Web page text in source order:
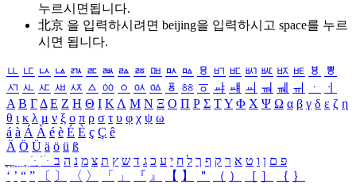
누르시면됩니다.
北京 을 입력하시려면 beijing을 입력하시고 space를 누르
시면 됩니다.
ㅥ ㅦ ㅧ ㅨ ㅩ ㅪ ㅫ ㅬ ㅭ ㅮ ㅯ ㅰ ㅱ ㅲ ㅳ ㅴ ㅵ ㅶ ㅷ ㅸ
ㅹ
ㅺ ㅻ ㅼ ㅽ ㅾ ㅿ ㆀ ㆁ ㆂ ㆃ ㆄ ㆅ ㆆ ㆇ ㆈ ㆉ ㆊ ㆋ ㆌ ㆍ
ㆎ
Α Β ΓΔ Ε Ζ Η Θ Ι ΚΛ Μ Ν Ξ Ο Π Ρ Σ ΤΥ Φ Χ Ψ Ω α β γ δ ε ζ η
θ ι κ λ μ ν ξ ο π ρ σ τ υ φ χ ψ ω
á à Á À é è É È ç Ç ê
Ä Ö Ü ä ö ü ß
ִֶֹ ֻּ ׁׂ פ ם ן ו ט א ר ק ף ך ל ח י ע כ ג ד ש ץ ת צ מ נ ה ב
‘ ’ “ ” 〔 〕 〈 〉 「 」 『 』 【 】 ＂ （ ） ［ ］ ｛ ｝